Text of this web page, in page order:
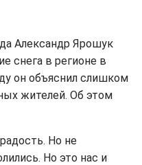
Александр Ярошук
снега в регионе в
он объяснил слишком
жителей. Об этом
Но не
Но это нас и